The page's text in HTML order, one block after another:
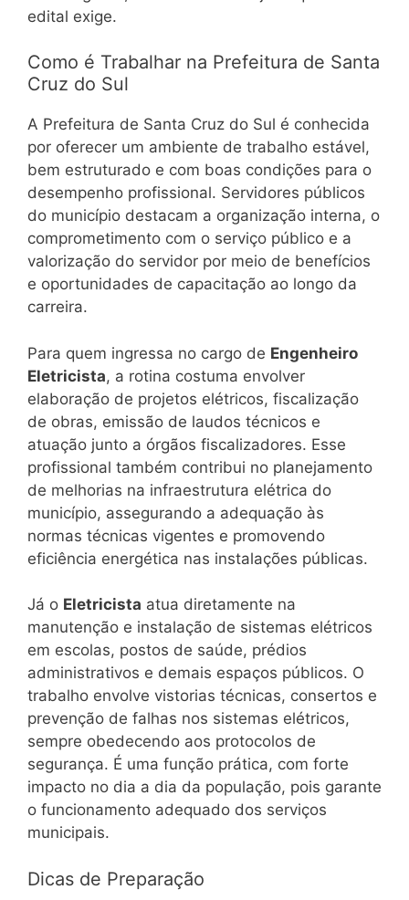
edital exige.
Como é Trabalhar na Prefeitura de Santa
Cruz do Sul
A Prefeitura de Santa Cruz do Sul é conhecida
por oferecer um ambiente de trabalho estável,
bem estruturado e com boas condições para o
desempenho profissional. Servidores públicos
do município destacam a organização interna, o
comprometimento com o serviço público e a
valorização do servidor por meio de benefícios
e oportunidades de capacitação ao longo da
carreira.
Para quem ingressa no cargo de Engenheiro
Eletricista, a rotina costuma envolver
elaboração de projetos elétricos, fiscalização
de obras, emissão de laudos técnicos e
atuação junto a órgãos fiscalizadores. Esse
profissional também contribui no planejamento
de melhorias na infraestrutura elétrica do
município, assegurando a adequação às
normas técnicas vigentes e promovendo
eficiência energética nas instalações públicas.
Já o Eletricista atua diretamente na
manutenção e instalação de sistemas elétricos
em escolas, postos de saúde, prédios
administrativos e demais espaços públicos. O
trabalho envolve vistorias técnicas, consertos e
prevenção de falhas nos sistemas elétricos,
sempre obedecendo aos protocolos de
segurança. É uma função prática, com forte
impacto no dia a dia da população, pois garante
o funcionamento adequado dos serviços
municipais.
Dicas de Preparação